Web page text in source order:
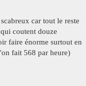
car tout le reste
coutent douze
faire énorme surtout en
fait 568 par heure)